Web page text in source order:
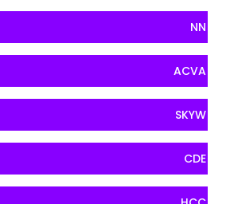
NN
ACVA
SKYW
CDE